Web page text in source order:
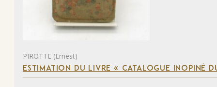
PIROTTE (Ernest)
ESTIMATION DU LIVRE « CATALOGUE INOPINÉ